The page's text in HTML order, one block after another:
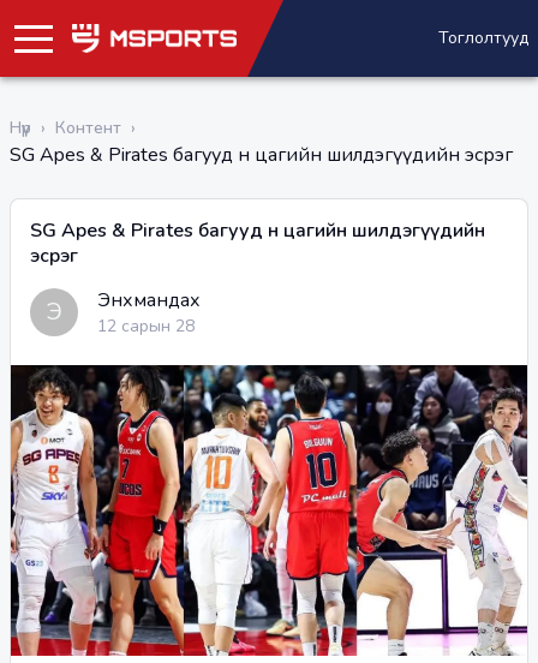
Тоглолтууд
Нүүр › Контент ›
SG Apes & Pirates багууд өнөө цагийн шилдэгүүдийн эсрэг
SG Apes & Pirates багууд өнөө цагийн шилдэгүүдийн
эсрэг
Э Энхмандах
12 сарын 28